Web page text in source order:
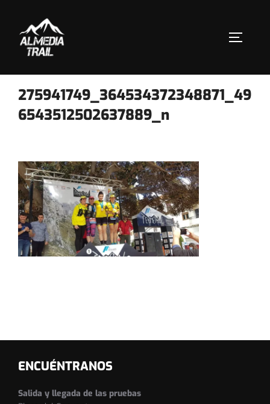
contenido
275941749_364534372348871_49
6543512502637889_n
ENCUÉNTRANOS
Salida y llegada de las pruebas